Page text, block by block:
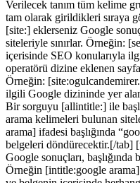
Verilecek tanım tüm kelime
tam olarak girildikleri sıraya
[site:] eklerseniz Google
siteleriyle sınırlar. Örneğin:
içerisinde SEO konularıyla
operatörü dizine eklenen
Örneğin:
ilgili Google dizininde yer
Bir sorguyu [allintitle:] ile
arama kelimeleri bulunan
arama] ifadesi başlığında
belgeleri döndürecektir.[/tab]
Google sonuçları, başlığında
Örneğin [intitle:google arama]